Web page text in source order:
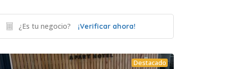
¿Es tu negocio? ¡Verificar ahora!
Destacado